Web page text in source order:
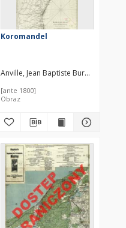
Koromandel
Anville, Jean Baptiste Burguignon d'
[ante 1800]
Obraz